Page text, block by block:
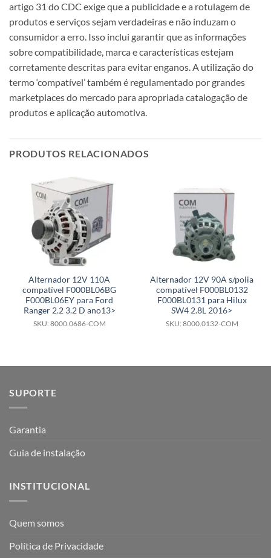
artigo 31 do CDC exige que a publicidade e a rotulagem de
produtos e serviços sejam verdadeiras e não induzam o
consumidor a erro. Isso inclui garantir que as informações
sobre compatibilidade, marca e características estejam
corretamente descritas para evitar enganos. A utilização do
termo ‘compatível’ também é regulamentado por grandes
marketplaces do mercado para apropriada catalogação de
produtos e aplicação automotiva.
PRODUTOS RELACIONADOS
Alternador 12V 110A
compatível F000BL06BG
F000BL06EY para Ford
Ranger 2.2 3.2 D ano13>
SKU: 8000.0686-COM
Alternador 12V 90A s/polia
compatível F000BL0132
F000BL0131 para Hilux
SW4 2.8L 2016>
SKU: 8000.0132-COM
SUPORTE
Garantia
Guia de instalação
INSTITUCIONAL
Quem somos
Política de Privacidade